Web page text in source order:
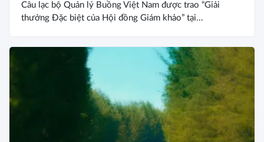
Câu lạc bộ Quản lý Buồng Việt Nam được trao “Giải
thưởng Đặc biệt của Hội đồng Giám khảo” tại...